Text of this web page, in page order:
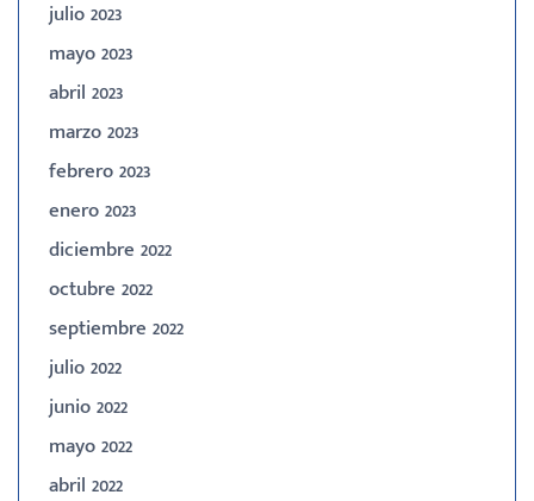
julio 2023
mayo 2023
abril 2023
marzo 2023
febrero 2023
enero 2023
diciembre 2022
octubre 2022
septiembre 2022
julio 2022
junio 2022
mayo 2022
abril 2022